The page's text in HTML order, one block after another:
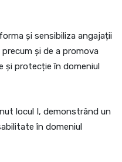
și sensibiliza angajații
și de a promova
și protecție în domeniul
locul I, demonstrând un
în domeniul